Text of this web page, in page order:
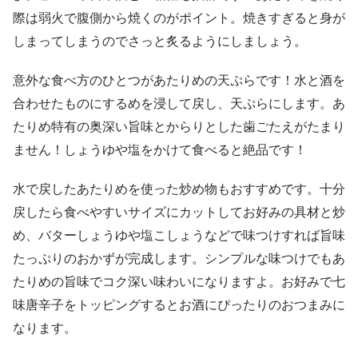
際は弱火で腹側から焼くのがポイント。焼きすぎると身が
しまってしまうのでさっと炙るようにしましょう。
意外な食べ方のひとつがあたりめの天ぷらです！水と酒を
合わせたものにするめを浸して戻し、天ぷらにします。あ
たりめ特有の奥深い旨味とからりとした歯ごたえがたまり
ません！しょうゆや塩をかけて食べると絶品です！
水で戻したあたりめを使った炒め物もおすすめです。十分
戻したら食べやすいサイズにカットしてお好みの具材と炒
め、バターしょうゆや塩こしょうなどで味つけすれば旨味
たっぷりのおかずが完成します。シンプルな味つけでもあ
たりめの旨味でコク深い味わいになりますよ。お好みで七
味唐辛子をトッピングするとお酒にぴったりのおつまみに
なります。